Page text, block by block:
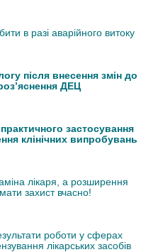
в разі аварійного витоку
після внесення змін до
ДЕЦ
застосування
клінічних випробувань
лікаря, а розширення
захист вчасно!
роботи у сферах
лікарських засобів